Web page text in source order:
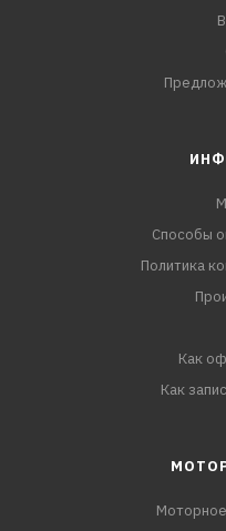
Способы
Политика
Как
Как